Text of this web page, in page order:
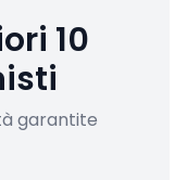
10
garantite